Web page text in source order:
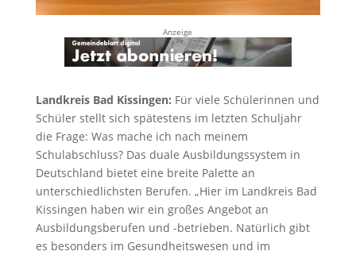
Anzeige
Landkreis Bad Kissingen: Für viele Schülerinnen und
Schüler stellt sich spätestens im letzten Schuljahr
die Frage: Was mache ich nach meinem
Schulabschluss? Das duale Ausbildungssystem in
Deutschland bietet eine breite Palette an
unterschiedlichsten Berufen. „Hier im Landkreis Bad
Kissingen haben wir ein großes Angebot an
Ausbildungsberufen und -betrieben. Natürlich gibt
es besonders im Gesundheitswesen und im